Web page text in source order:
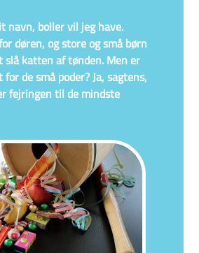
navn, boller vil jeg have.
døren, og store og små børn
katten af tønden. Men er
de små poder? Ja, sagtens,
fejringen til de mindste